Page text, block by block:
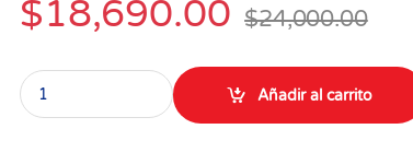
$18,690.00 $24,000.00
Papa Pastusa Grande Lavada Paquete x 7 lb quantity
Añadir al carrito